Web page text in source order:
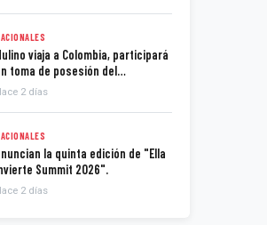
viaja a Colombia, participará
toma de posesión del
de la Espriella
2 días
la quinta edición de "Ella
Summit 2026".
2 días